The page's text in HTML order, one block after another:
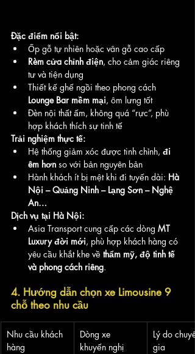
Đặc điểm nổi bật:
Ốp gỗ tự nhiên hoặc vân gỗ cao cấp
Rèm cửa chỉnh điện, cho cảm giác riêng
tư và tiện dụng
Thiết kế ghế ngồi theo phong cách
Lounge Bar mềm mại, ôm lưng tốt
Đèn nội thất ấm, không quá “rực”, phù
hợp khách thích sự tinh tế
Trải nghiệm thực tế:
Hệ thống giảm xóc được tinh chỉnh, đi
êm hơn so với bản nguyên bản
Hành khách ít bị mệt khi đi tuyến dài: Hà
Nội – Quảng Ninh – Lạng Sơn – Nghệ
An…
Dịch vụ tại Hà Nội:
Asia Transport cung cấp các dòng MT
Luxury đời mới, phù hợp khách hàng có
yêu cầu khắt khe về thẩm mỹ, độ tinh tế
và phong cách riêng.
4. Hướng dẫn chọn xe Limousine 9
chỗ theo nhu cầu
Nhu cầu khách
hàng
Dòng xe
khuyến nghị
Lý do
gia